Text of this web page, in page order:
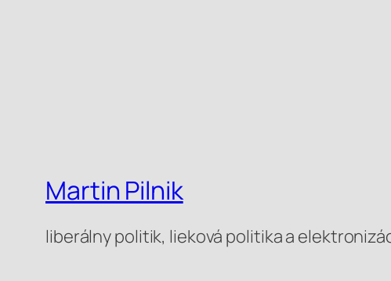
Martin Pilnik
liberálny politik, lieková politika a